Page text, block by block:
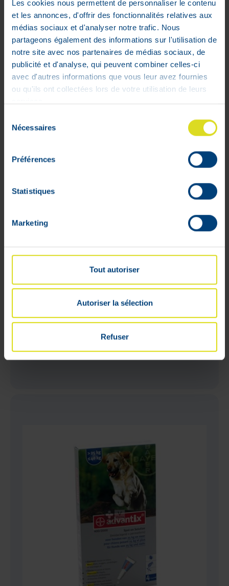
Les cookies nous permettent de personnaliser le contenu
et les annonces, d'offrir des fonctionnalités relatives aux
médias sociaux et d'analyser notre trafic. Nous
partageons également des informations sur l'utilisation de
notre site avec nos partenaires de médias sociaux, de
publicité et d'analyse, qui peuvent combiner celles-ci
avec d'autres informations que vous leur avez fournies
ou qu'ils ont collectées lors de votre utilisation de leurs
Nécessaires
Préférences
Statistiques
Marketing
Tout autoriser
Autoriser la sélection
Refuser
Frontline Homegard Spray 250ml
€18,65
In voorraad
3 pipetten
In voorraad